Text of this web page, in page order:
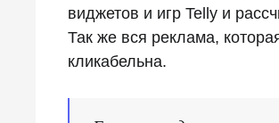
виджетов и игр Telly и
Так же вся реклама,
кликабельна.